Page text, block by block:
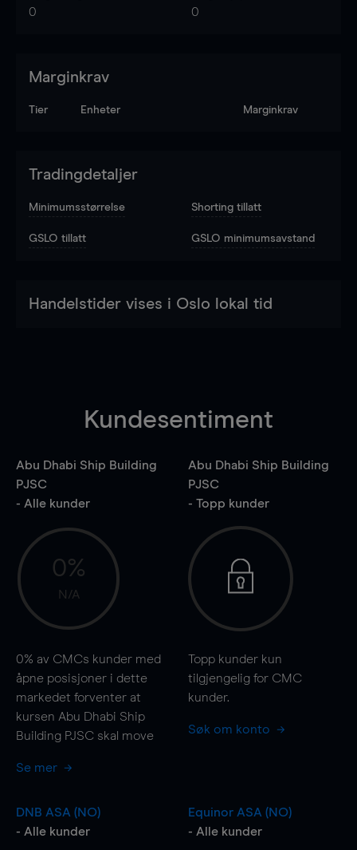
0 0
Marginkrav
Tier Enheter Marginkrav
Tradingdetaljer
Minimumsstørrelse Shorting tillatt
GSLO tillatt GSLO minimumsavstand
Handelstider vises i Oslo lokal tid
Kundesentiment
Abu Dhabi Ship Building
PJSC
- Alle kunder
0%
N/A
0% av CMCs kunder med
åpne posisjoner i dette
markedet forventer at
kursen Abu Dhabi Ship
Building PJSC skal move
Se mer
Abu Dhabi Ship Building
PJSC
- Topp kunder
Topp kunder kun
tilgjengelig for CMC
kunder.
Søk om konto
DNB ASA (NO)
- Alle kunder
Equinor ASA (NO)
- Alle kunder